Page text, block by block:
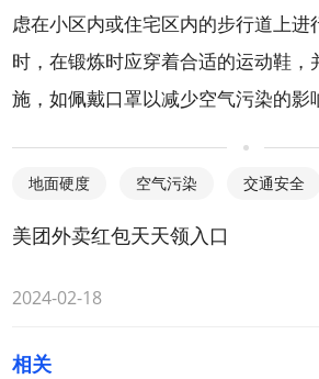
虑在小区内或住宅区内的步行道上进
时，在锻炼时应穿着合适的运动鞋，
施，如佩戴口罩以减少空气污染的影
地面硬度 空气污染 交通安全
美团外卖红包天天领入口
2024-02-18
相关